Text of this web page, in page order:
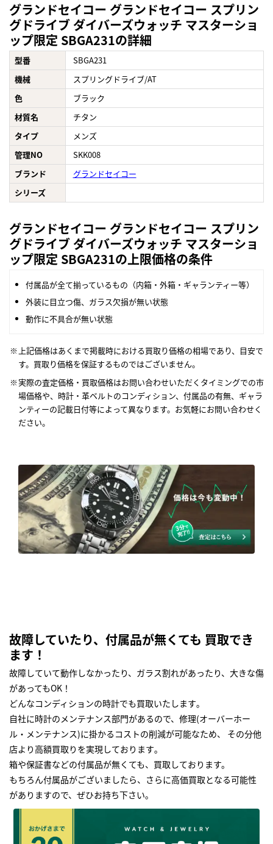
グランドセイコー グランドセイコー スプリン
グドライブ ダイバーズウォッチ マスターショ
ップ限定 SBGA231の詳細
型番
SBGA231
機械
スプリングドライブ/AT
色
ブラック
材質名
チタン
タイプ
メンズ
管理NO
SKK008
ブランド
グランドセイコー
シリーズ
グランドセイコー グランドセイコー スプリン
グドライブ ダイバーズウォッチ マスターショ
ップ限定 SBGA231の上限価格の条件
付属品が全て揃っているもの（内箱・外箱・ギャランティー等）
外装に目立つ傷、ガラス欠損が無い状態
動作に不具合が無い状態
上記価格はあくまで掲載時における買取り価格の相場であり、目安で
す。買取り価格を保証するものではございません。
実際の査定価格・買取価格はお問い合わせいただくタイミングでの市
場価格や、時計・革ベルトのコンディション、付属品の有無、ギャラ
ンティーの記載日付等によって異なります。お気軽にお問い合わせく
ださい。
故障していたり、付属品が無くても 買取でき
ます！
故障していて動作しなかったり、ガラス割れがあったり、大きな傷
があってもOK！
どんなコンディションの時計でも買取いたします｡
自社に時計のメンテナンス部門があるので、修理(オーバーホー
ル・メンテナンス)に掛かるコストの削減が可能なため、 その分他
店より高額買取りを実現しております｡
箱や保証書などの付属品が無くても、買取しております。
もちろん付属品がございましたら、さらに高価買取となる可能性
がありますので、ぜひお持ち下さい｡